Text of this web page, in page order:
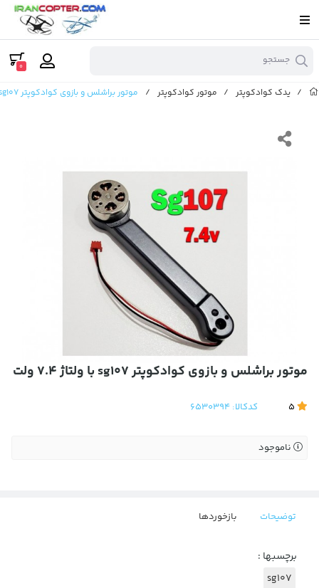
جستجو 0
/ یدک کوادکوپتر / موتور کوادکوپتر / موتور براشلس و بازوی کوادکوپتر sg107 با ولتاژ 7.4 ولت
موتور براشلس و بازوی کوادکوپتر sg107 با ولتاژ 7.4 ولت
کدکالا: 6530394
ناموجود
توضیحات بازخوردها
برچسبها :
sg107